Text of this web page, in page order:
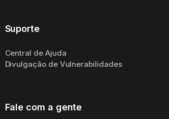
Suporte
Central de Ajuda
Divulgação de Vulnerabilidades
Fale com a gente